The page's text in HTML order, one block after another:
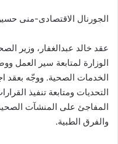
الجورنال الاقتصادى-منى
عقد خالد عبدالغفار، وزير
الوزارة لمتابعة سير العمل
الخدمات الصحية. ووجّه بعقد
التحديات ومتابعة تنفيذ
المفاجئ على المنشآت
والفرق الطبية.